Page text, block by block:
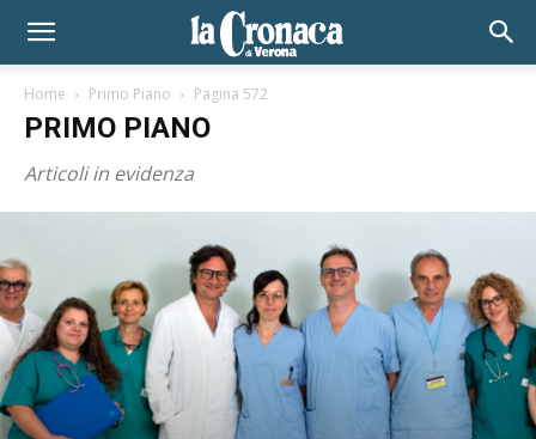
Home Primo Piano Pagina 572
PRIMO PIANO
Articoli in evidenza